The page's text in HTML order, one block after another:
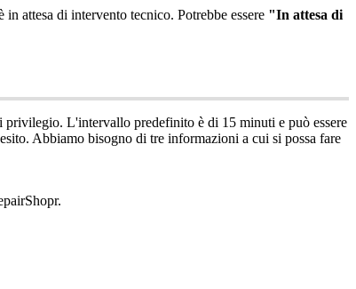
in attesa di intervento tecnico. Potrebbe essere "In attesa di
privilegio. L'intervallo predefinito è di 15 minuti e può essere
esito. Abbiamo bisogno di tre informazioni a cui si possa fare
.